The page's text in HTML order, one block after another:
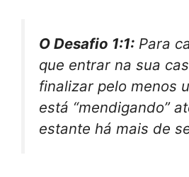
O Desafio 1:1: Para
que entrar na sua
finalizar pelo menos
está “mendigando”
estante há mais de